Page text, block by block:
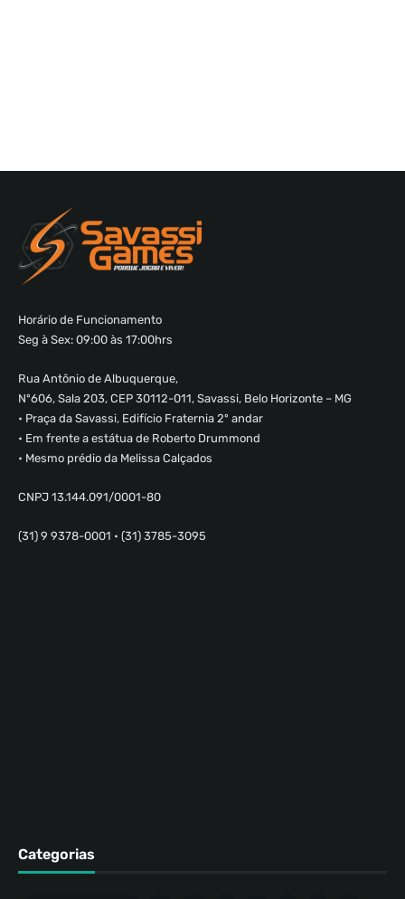
Horário de Funcionamento
Seg à Sex: 09:00 às 17:00hrs
Rua Antônio de Albuquerque,
Nº606, Sala 203, CEP 30112-011, Savassi, Belo Horizonte – MG
• Praça da Savassi, Edifício Fraternia 2º andar
• Em frente a estátua de Roberto Drummond
• Mesmo prédio da Melissa Calçados
CNPJ 13.144.091/0001-80
(31) 9 9378-0001 • (31) 3785-3095
Categorias